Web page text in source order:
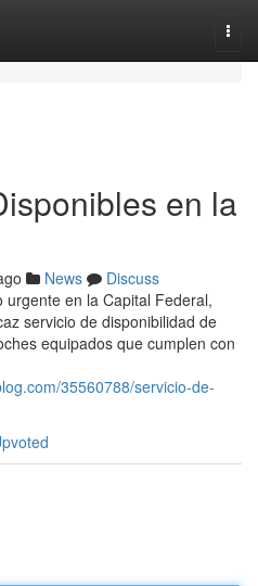
en la
News
Discuss
en la Capital Federal,
servicio de disponibilidad de
equipados que cumplen con
35560788/servicio-de-